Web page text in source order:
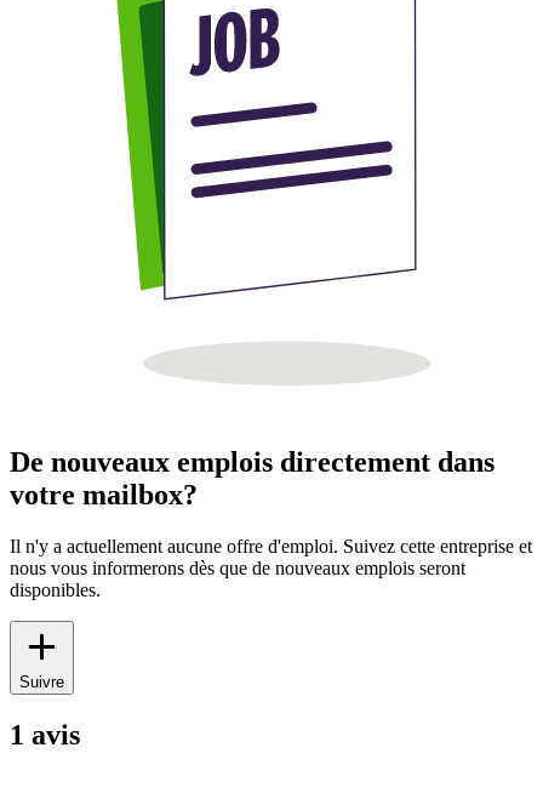
De nouveaux emplois directement dans
votre mailbox?
Il n'y a actuellement aucune offre d'emploi. Suivez cette entreprise et
nous vous informerons dès que de nouveaux emplois seront
disponibles.
Suivre
1 avis